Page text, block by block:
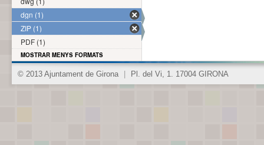
dgn (1)
ZIP (1)
PDF (1)
MOSTRAR MENYS FORMATS
© 2013 Ajuntament de Girona Pl. del Vi, 1. 17004 GIRONA